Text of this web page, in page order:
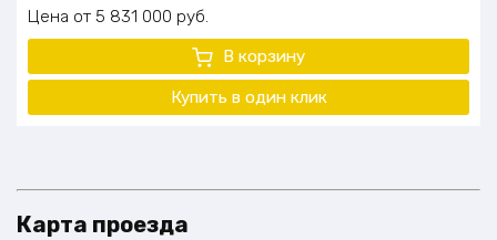
Цена 5 831 000 руб.
В корзину
Купить в один клик
Карта проезда